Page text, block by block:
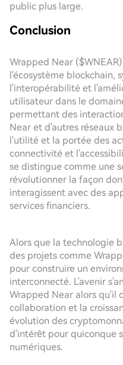
public plus large.
Conclusion
Wrapped Near
l'écosystème blockchain,
l'interopérabilité et
utilisateur dans le
permettant des
Near et d'autres réseaux
l'utilité et la portée des
connectivité et
se distingue comme une
révolutionner la façon
interagissent avec des
services financiers.
Alors que la technologie
des projets comme
pour construire un
interconnecté. L'avenir
Wrapped Near alors qu'il
collaboration et la
évolution des
d'intérêt pour quiconque
numériques.